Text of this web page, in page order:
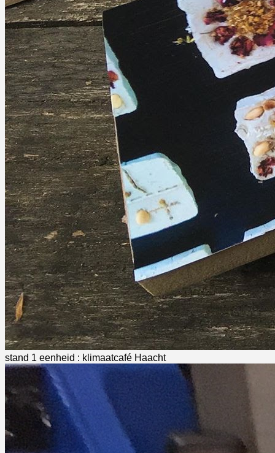
stand 1 eenheid : klimaatcafé Haacht